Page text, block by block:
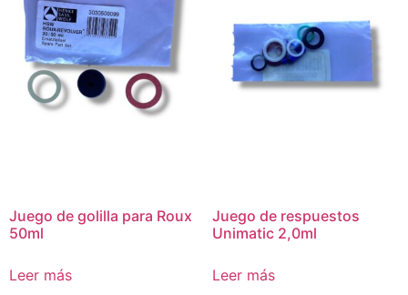
Juego de golilla para Roux
50ml
Leer más
Juego de respuestos
Unimatic 2,0ml
Leer más